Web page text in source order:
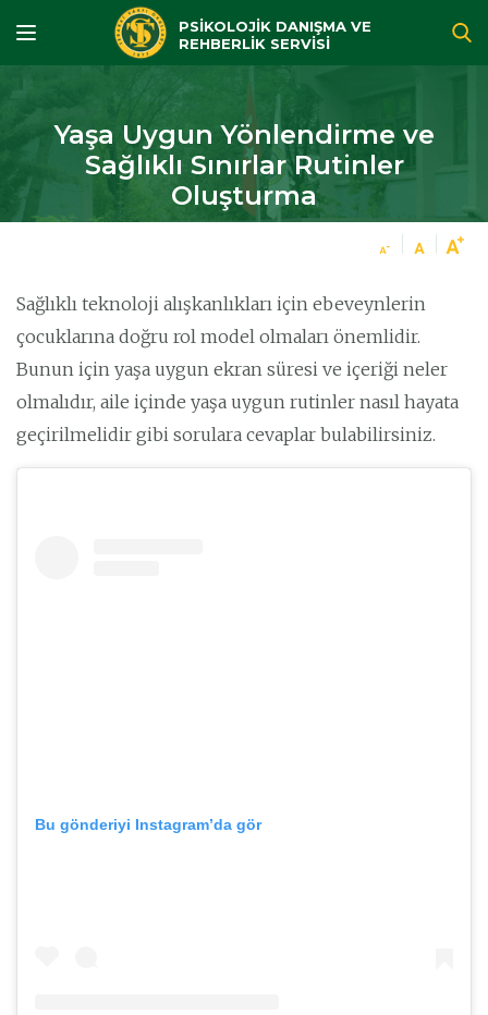
PSİKOLOJİK DANIŞMA VE
REHBERLİK SERVİSİ
Yaşa Uygun Yönlendirme ve
Sağlıklı Sınırlar Rutinler
Oluşturma
Sağlıklı teknoloji alışkanlıkları için ebeveynlerin
çocuklarına doğru rol model olmaları önemlidir.
Bunun için yaşa uygun ekran süresi ve içeriği neler
olmalıdır, aile içinde yaşa uygun rutinler nasıl hayata
geçirilmelidir gibi sorulara cevaplar bulabilirsiniz.
Bu gönderiyi Instagram’da gör